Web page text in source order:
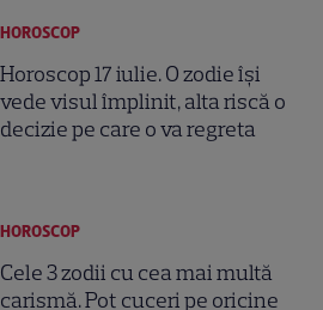
HOROSCOP
Horoscop 17 iulie. O zodie își
vede visul împlinit, alta riscă o
decizie pe care o va regreta
HOROSCOP
Cele 3 zodii cu cea mai multă
carismă. Pot cuceri pe oricine